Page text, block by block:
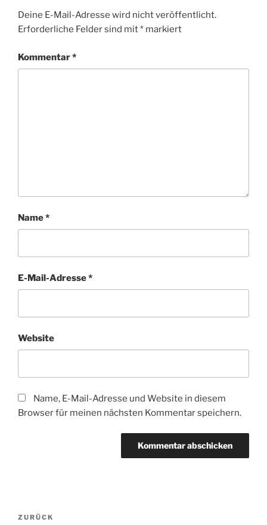
Deine E-Mail-Adresse wird nicht veröffentlicht.
Erforderliche Felder sind mit* markiert
Kommentar*
Name*
E-Mail-Adresse*
Website
Name, E-Mail-Adresse und Website in diesem
Browser für meinen nächsten Kommentar speichern.
Beitragsnavigation
Vorheriger
ZURÜCK